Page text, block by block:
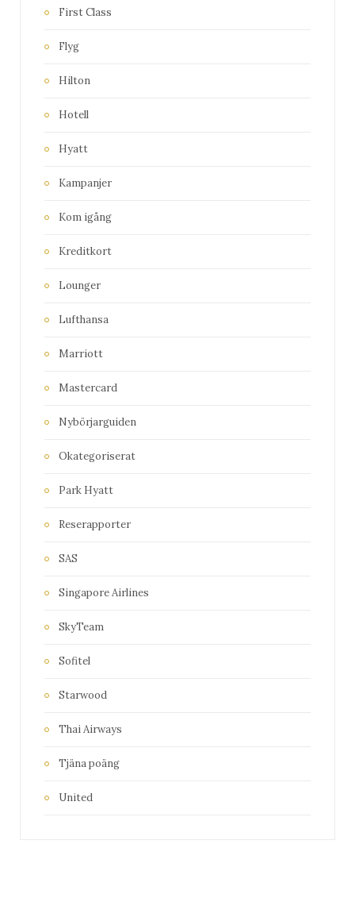
First Class
Flyg
Hilton
Hotell
Hyatt
Kampanjer
Kom igång
Kreditkort
Lounger
Lufthansa
Marriott
Mastercard
Nybörjarguiden
Okategoriserat
Park Hyatt
Reserapporter
SAS
Singapore Airlines
SkyTeam
Sofitel
Starwood
Thai Airways
Tjäna poäng
United